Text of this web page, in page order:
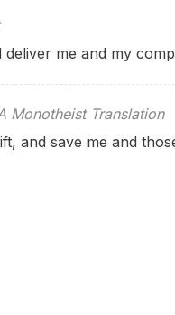
me and my
Monotheist Translation
and save me and